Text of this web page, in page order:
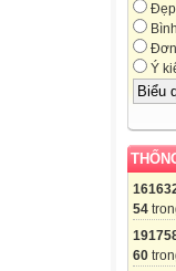
Đẹp
Ý
54
60